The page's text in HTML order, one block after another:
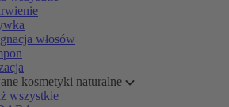
włosów
kosmetyki naturalne
wszystkie